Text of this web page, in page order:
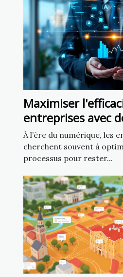
Maximiser
entreprises avec
numériques
À l’ère du numérique, les
cherchent souvent à
processus pour rester...